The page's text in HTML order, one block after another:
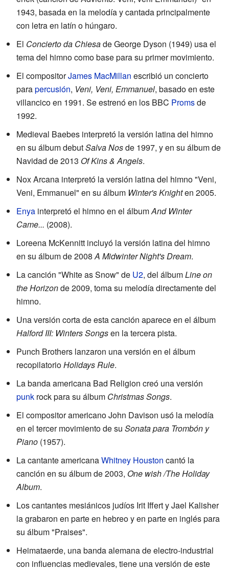
1943, basada en la melodía y cantada principalmente
con letra en latín o húngaro.
El Concierto da Chiesade George Dyson (1949) usa el
tema del himno como base para su primer movimiento.
El compositorJames MacMillan escribió un concierto
parapercusión, Veni, Veni, Emmanuel, basado en este
villancico en 1991. Se estrenó en los BBC Promsde
1992.
Medieval Baebes interpretó la versión latina del himno
en su álbum debutSalva Nosde 1997, y en su álbum de
Navidad de 2013 Of Kins & Angels.
Nox Arcana interpretó la versión latina del himno "Veni,
Veni, Emmanuel" en su álbum Winter's Knighten 2005.
Enya interpretó el himno en el álbumAnd Winter
Came... (2008).
Loreena McKennitt incluyó la versión latina del himno
en su álbum de 2008 A Midwinter Night's Dream.
La canción "White as Snow" de U2, del álbumLine on
the Horizonde 2009, toma su melodía directamente del
himno.
Una versión corta de esta canción aparece en el álbum
Halford III: Winters Songsen la tercera pista.
Punch Brothers lanzaron una versión en el álbum
recopilatorioHolidays Rule.
La banda americana Bad Religion creó una versión
punk rock para su álbum Christmas Songs.
El compositor americano John Davison usó la melodía
en el tercer movimiento de su Sonata para Trombón y
Piano (1957).
La cantante americanaWhitney Houston cantó la
canción en su álbum de 2003, One wish /The Holiday
Album.
Los cantantes mesiánicos judíos Irit Iffert y Jael Kalisher
la grabaron en parte en hebreo y en parte en inglés para
su álbum "Praises".
Heimataerde, una banda alemana de electro-industrial
con influencias medievales, tiene una versión de este